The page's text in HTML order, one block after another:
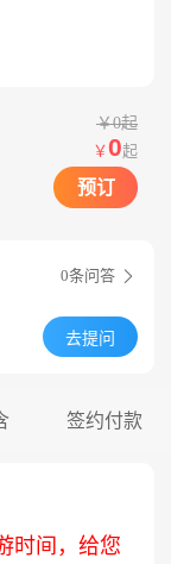
￥0起
￥0起
预订
0条问答 
去提问
签约付款
时间，给您